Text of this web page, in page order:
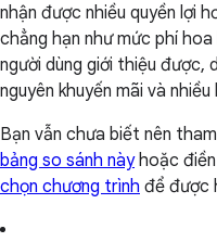
nhận được nhiều quyền lợi
chẳng hạn như mức phí
người dùng giới thiệu được,
nguyên khuyến mãi và nhiều
Bạn vẫn chưa biết nên
bảng so sánh nàyhoặc
chọn chương trình để được